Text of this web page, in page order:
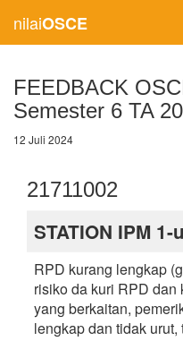
nilaiOSCE
FEEDBACK
Semester 6 TA
12 Juli 2024
21711002
STATION IPM
RPD kurang lengkap
risiko da kuri RPD dan
yang berkaitan,
lengkap dan tidak